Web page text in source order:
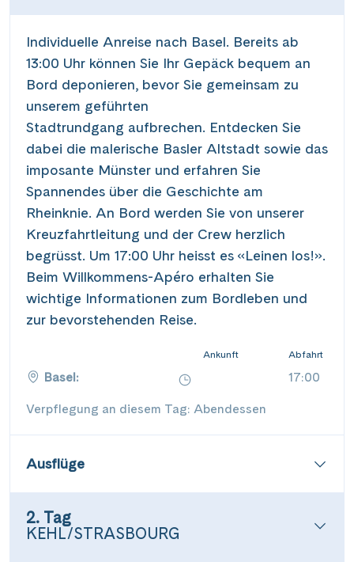
Individuelle Anreise nach Basel. Bereits ab
13:00 Uhr können Sie Ihr Gepäck bequem an
Bord deponieren, bevor Sie gemeinsam zu
unserem geführten
Stadtrundgang aufbrechen. Entdecken Sie
dabei die malerische Basler Altstadt sowie das
imposante Münster und erfahren Sie
Spannendes über die Geschichte am
Rheinknie. An Bord werden Sie von unserer
Kreuzfahrtleitung und der Crew herzlich
begrüsst. Um 17:00 Uhr heisst es «Leinen los!».
Beim Willkommens-Apéro erhalten Sie
wichtige Informationen zum Bordleben und
zur bevorstehenden Reise.
Ankunft Abfahrt
Basel: 17:00
Verpflegung an diesem Tag: Abendessen
Ausflüge
2. Tag
KEHL/STRASBOURG